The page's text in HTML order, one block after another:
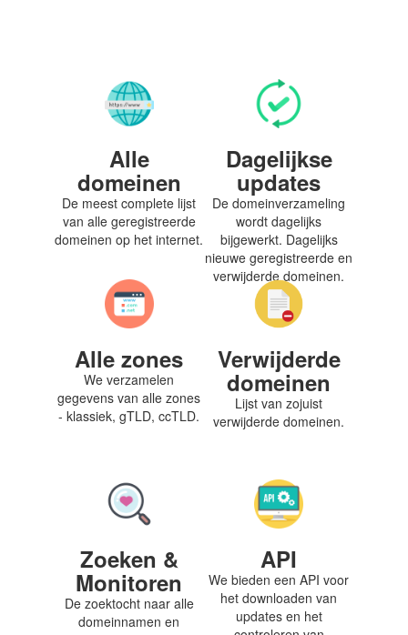
Alle
domeinen
De meest complete lijst
van alle geregistreerde
domeinen op het internet.
Dagelijkse
updates
De domeinverzameling
wordt dagelijks
bijgewerkt. Dagelijks
nieuwe geregistreerde en
verwijderde domeinen.
Alle zones
We verzamelen
gegevens van alle zones
- klassiek, gTLD, ccTLD.
Verwijderde
domeinen
Lijst van zojuist
verwijderde domeinen.
Zoeken &
Monitoren
De zoektocht naar alle
domeinnamen en
API
We bieden een API voor
het downloaden van
updates en het